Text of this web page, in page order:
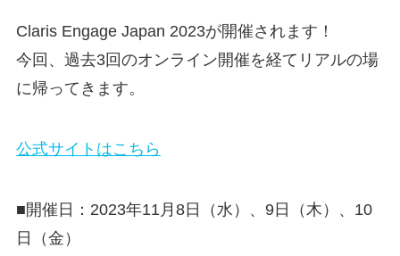
Claris Engage Japan 2023が開催されます！
今回、過去3回のオンライン開催を経てリアルの場
に帰ってきます。
公式サイトはこちら
■開催日：2023年11月8日（水）、9日（木）、10
日（金）